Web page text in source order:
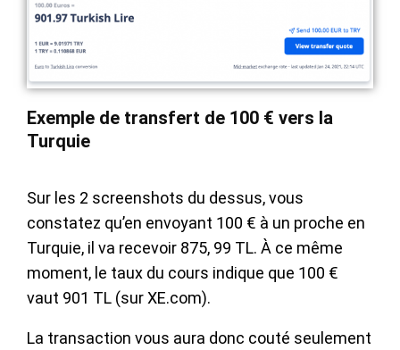
Exemple de transfert de 100 € vers la
Turquie
Sur les 2 screenshots du dessus, vous
constatez qu’en envoyant 100 € à un proche en
Turquie, il va recevoir 875, 99 TL. À ce même
moment, le taux du cours indique que 100 €
vaut 901 TL (sur XE.com).
La transaction vous aura donc couté seulement